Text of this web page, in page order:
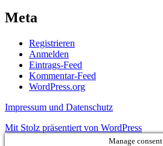
Meta
Registrieren
Anmelden
Eintrags-Feed
Kommentar-Feed
WordPress.org
Impressum und Datenschutz
Mit Stolz präsentiert von WordPress
Manage consent